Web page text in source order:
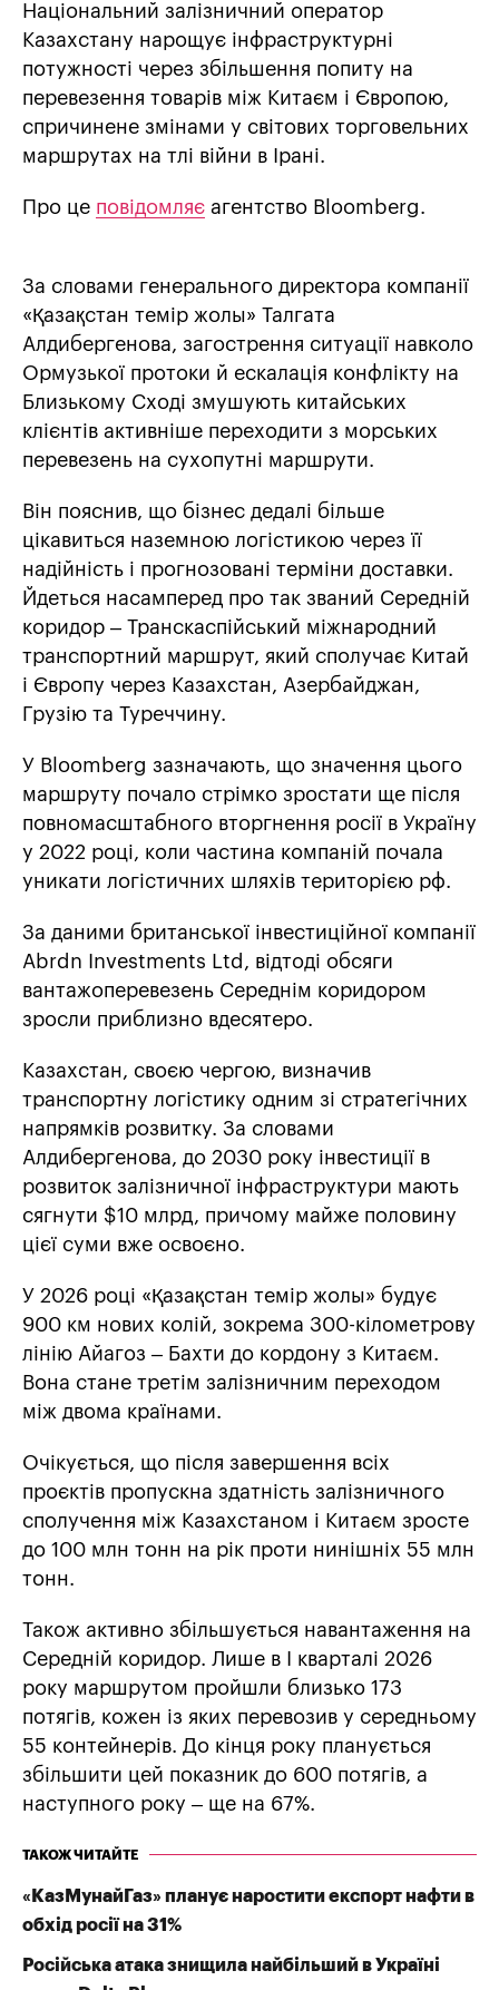
Національний залізничний оператор
Казахстану нарощує інфраструктурні
потужності через збільшення попиту на
перевезення товарів між Китаєм і Європою,
спричинене змінами у світових торговельних
маршрутах на тлі війни в Ірані.
Про це повідомляє агентство Bloomberg.
За словами генерального директора компанії
«Қазақстан темір жолы» Талгата
Алдибергенова, загострення ситуації навколо
Ормузької протоки й ескалація конфлікту на
Близькому Сході змушують китайських
клієнтів активніше переходити з морських
перевезень на сухопутні маршрути.
Він пояснив, що бізнес дедалі більше
цікавиться наземною логістикою через її
надійність і прогнозовані терміни доставки.
Йдеться насамперед про так званий Середній
коридор – Транскаспійський міжнародний
транспортний маршрут, який сполучає Китай
і Європу через Казахстан, Азербайджан,
Грузію та Туреччину.
У Bloomberg зазначають, що значення цього
маршруту почало стрімко зростати ще після
повномасштабного вторгнення росії в Україну
у 2022 році, коли частина компаній почала
уникати логістичних шляхів територією рф.
За даними британської інвестиційної компанії
Abrdn Investments Ltd, відтоді обсяги
вантажоперевезень Середнім коридором
зросли приблизно вдесятеро.
Казахстан, своєю чергою, визначив
транспортну логістику одним зі стратегічних
напрямків розвитку. За словами
Алдибергенова, до 2030 року інвестиції в
розвиток залізничної інфраструктури мають
сягнути $10 млрд, причому майже половину
цієї суми вже освоєно.
У 2026 році «Қазақстан темір жолы» будує
900 км нових колій, зокрема 300-кілометрову
лінію Айагоз – Бахти до кордону з Китаєм.
Вона стане третім залізничним переходом
між двома країнами.
Очікується, що після завершення всіх
проєктів пропускна здатність залізничного
сполучення між Казахстаном і Китаєм зросте
до 100 млн тонн на рік проти нинішніх 55 млн
тонн.
Також активно збільшується навантаження на
Середній коридор. Лише в І кварталі 2026
року маршрутом пройшли близько 173
потягів, кожен із яких перевозив у середньому
55 контейнерів. До кінця року планується
збільшити цей показник до 600 потягів, а
наступного року – ще на 67%.
ТАКОЖ ЧИТАЙТЕ
«КазМунайГаз» планує наростити експорт нафти в
обхід росії на 31%
Російська атака знищила найбільший в Україні